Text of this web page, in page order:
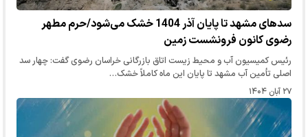
سد‌های مشهد تا پایان آذر 1404 خشک می‌شود/حرم مطهر
رضوی کانون فرونشست زمین
رئیس کمیسیون آب و محیط‌ زیست اتاق بازرگانی خراسان رضوی گفت: چهار سد
اصلی تأمین آب مشهد تا پایان این ماه کاملاً خشک…
۲۷ آبان ۱۴۰۴